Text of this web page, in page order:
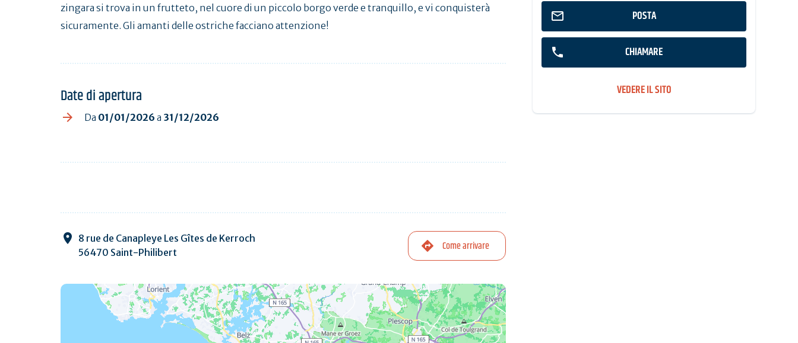
POSTA
CHIAMARE
VEDERE IL SITO
zingara si trova in un frutteto, nel cuore di un piccolo borgo verde e tranquillo, e vi conquisterà
sicuramente. Gli amanti delle ostriche facciano attenzione!
Date di apertura
Da 01/01/2026 a 31/12/2026
8 rue de Canapleye Les Gîtes de Kerroch
56470 Saint-Philibert
Come arrivare